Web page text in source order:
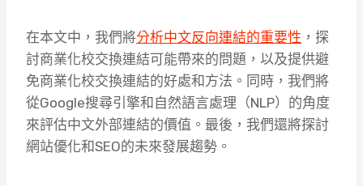
在本文中，我們將分析中文反向連結的重要性 ，探
討商業化校交換連結可能帶來的問題，以及提供避
免商業化校交換連結的好處和方法。同時，我們將
從Google搜尋引擎和自然語言處理（NLP）的角度
來評估中文外部連結的價值。最後，我們還將探討
網站優化和SEO的未來發展趨勢。